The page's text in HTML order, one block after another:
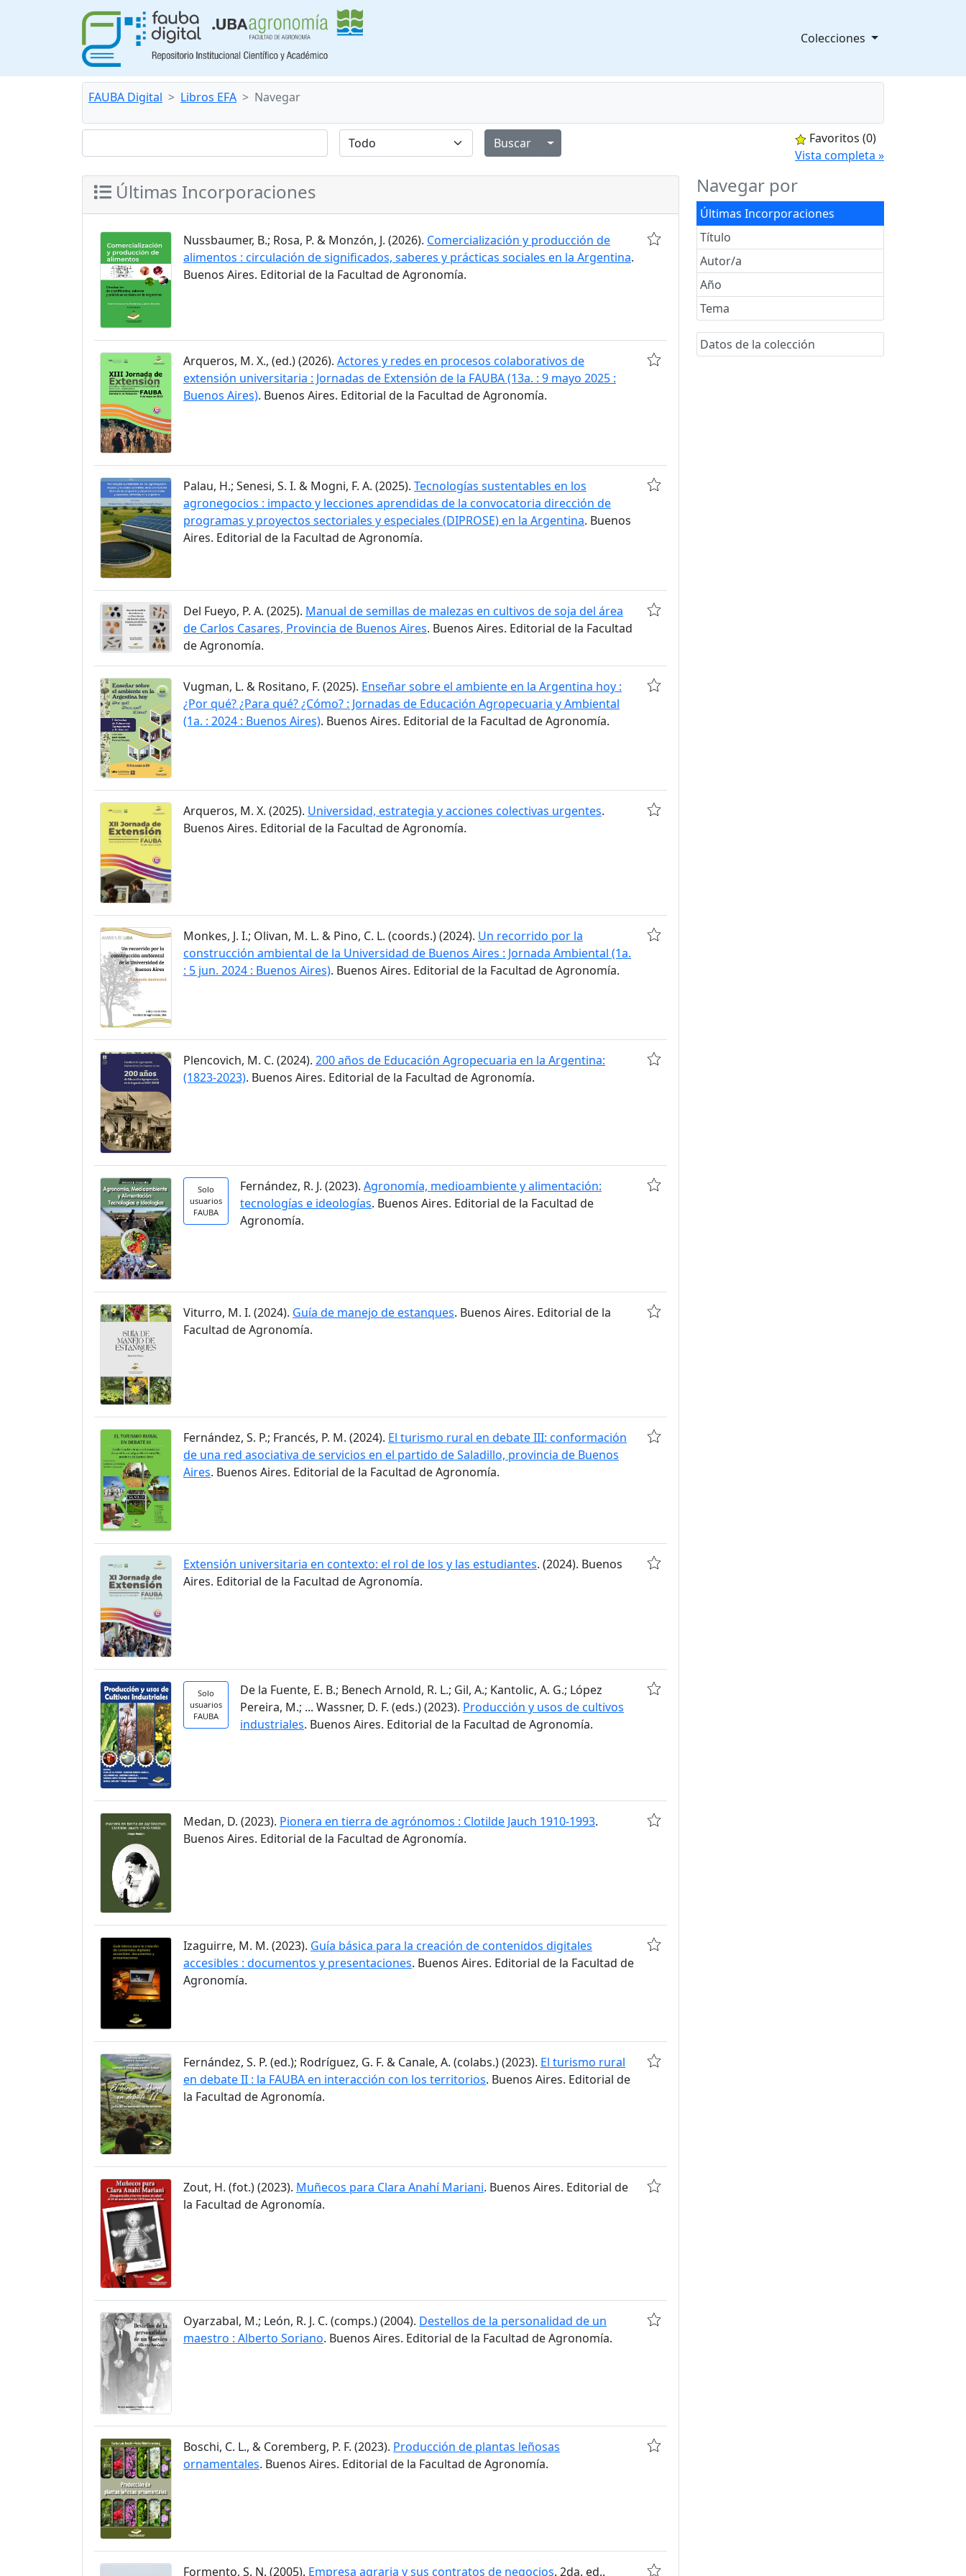
Colecciones
FAUBA Digital Libros EFA Navegar
Alternar menú desplegable
Favoritos (0)
Vista completa »
Navegar por
Últimas Incorporaciones
Título
Autor/a
Año
Tema
Datos de la colección
Últimas Incorporaciones
Nussbaumer, B.; Rosa, P. & Monzón, J. (2026). Comercialización y producción de
alimentos : circulación de significados, saberes y prácticas sociales en la Argentina.
Buenos Aires. Editorial de la Facultad de Agronomía.
Arqueros, M. X., (ed.) (2026). Actores y redes en procesos colaborativos de
extensión universitaria : Jornadas de Extensión de la FAUBA (13a. : 9 mayo 2025 :
Buenos Aires). Buenos Aires. Editorial de la Facultad de Agronomía.
Palau, H.; Senesi, S. I. & Mogni, F. A. (2025). Tecnologías sustentables en los
agronegocios : impacto y lecciones aprendidas de la convocatoria dirección de
programas y proyectos sectoriales y especiales (DIPROSE) en la Argentina. Buenos
Aires. Editorial de la Facultad de Agronomía.
Del Fueyo, P. A. (2025). Manual de semillas de malezas en cultivos de soja del área
de Carlos Casares, Provincia de Buenos Aires. Buenos Aires. Editorial de la Facultad
de Agronomía.
Vugman, L. & Rositano, F. (2025). Enseñar sobre el ambiente en la Argentina hoy :
¿Por qué? ¿Para qué? ¿Cómo? : Jornadas de Educación Agropecuaria y Ambiental
(1a. : 2024 : Buenos Aires). Buenos Aires. Editorial de la Facultad de Agronomía.
Arqueros, M. X. (2025). Universidad, estrategia y acciones colectivas urgentes.
Buenos Aires. Editorial de la Facultad de Agronomía.
Monkes, J. I.; Olivan, M. L. & Pino, C. L. (coords.) (2024). Un recorrido por la
construcción ambiental de la Universidad de Buenos Aires : Jornada Ambiental (1a.
: 5 jun. 2024 : Buenos Aires). Buenos Aires. Editorial de la Facultad de Agronomía.
Plencovich, M. C. (2024). 200 años de Educación Agropecuaria en la Argentina:
(1823-2023). Buenos Aires. Editorial de la Facultad de Agronomía.
Solo
usuarios
FAUBA
Fernández, R. J. (2023). Agronomía, medioambiente y alimentación:
tecnologías e ideologías. Buenos Aires. Editorial de la Facultad de
Agronomía.
Viturro, M. I. (2024). Guía de manejo de estanques. Buenos Aires. Editorial de la
Facultad de Agronomía.
Fernández, S. P.; Francés, P. M. (2024). El turismo rural en debate III: conformación
de una red asociativa de servicios en el partido de Saladillo, provincia de Buenos
Aires. Buenos Aires. Editorial de la Facultad de Agronomía.
Extensión universitaria en contexto: el rol de los y las estudiantes. (2024). Buenos
Aires. Editorial de la Facultad de Agronomía.
Solo
usuarios
FAUBA
De la Fuente, E. B.; Benech Arnold, R. L.; Gil, A.; Kantolic, A. G.; López
Pereira, M.; ... Wassner, D. F. (eds.) (2023). Producción y usos de cultivos
industriales. Buenos Aires. Editorial de la Facultad de Agronomía.
Medan, D. (2023). Pionera en tierra de agrónomos : Clotilde Jauch 1910-1993.
Buenos Aires. Editorial de la Facultad de Agronomía.
Izaguirre, M. M. (2023). Guía básica para la creación de contenidos digitales
accesibles : documentos y presentaciones. Buenos Aires. Editorial de la Facultad de
Agronomía.
Fernández, S. P. (ed.); Rodríguez, G. F. & Canale, A. (colabs.) (2023). El turismo rural
en debate II : la FAUBA en interacción con los territorios. Buenos Aires. Editorial de
la Facultad de Agronomía.
Zout, H. (fot.) (2023). Muñecos para Clara Anahí Mariani. Buenos Aires. Editorial de
la Facultad de Agronomía.
Oyarzabal, M.; León, R. J. C. (comps.) (2004). Destellos de la personalidad de un
maestro : Alberto Soriano. Buenos Aires. Editorial de la Facultad de Agronomía.
Boschi, C. L., & Coremberg, P. F. (2023). Producción de plantas leñosas
ornamentales. Buenos Aires. Editorial de la Facultad de Agronomía.
Formento, S. N. (2005). Empresa agraria y sus contratos de negocios. 2da. ed..